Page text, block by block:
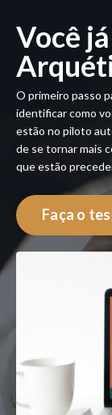
Você
O primeiro passo
identificar como
estão no piloto
de se tornar mais
que estão
Faça o